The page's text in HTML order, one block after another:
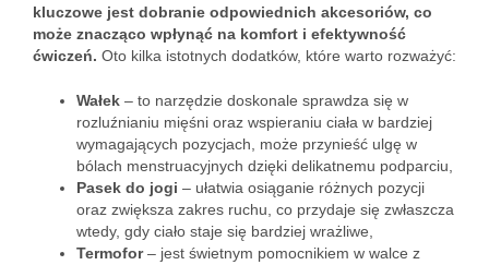
kluczowe jest dobranie odpowiednich akcesoriów, co
może znacząco wpłynąć na komfort i efektywność
ćwiczeń. Oto kilka istotnych dodatków, które warto rozważyć:
Wałek – to narzędzie doskonale sprawdza się w
rozluźnianiu mięśni oraz wspieraniu ciała w bardziej
wymagających pozycjach, może przynieść ulgę w
bólach menstruacyjnych dzięki delikatnemu podparciu,
Pasek do jogi – ułatwia osiąganie różnych pozycji
oraz zwiększa zakres ruchu, co przydaje się zwłaszcza
wtedy, gdy ciało staje się bardziej wrażliwe,
Termofor– jest świetnym pomocnikiem w walce z